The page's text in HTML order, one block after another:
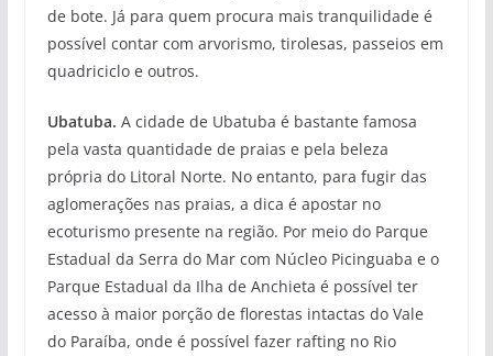
de bote. Já para quem procura mais tranquilidade é
possível contar com arvorismo, tirolesas, passeios em
quadriciclo e outros.
Ubatuba. A cidade de Ubatuba é bastante famosa
pela vasta quantidade de praias e pela beleza
própria do Litoral Norte. No entanto, para fugir das
aglomerações nas praias, a dica é apostar no
ecoturismo presente na região. Por meio do Parque
Estadual da Serra do Mar com Núcleo Picinguaba e o
Parque Estadual da Ilha de Anchieta é possível ter
acesso à maior porção de florestas intactas do Vale
do Paraíba, onde é possível fazer rafting no Rio